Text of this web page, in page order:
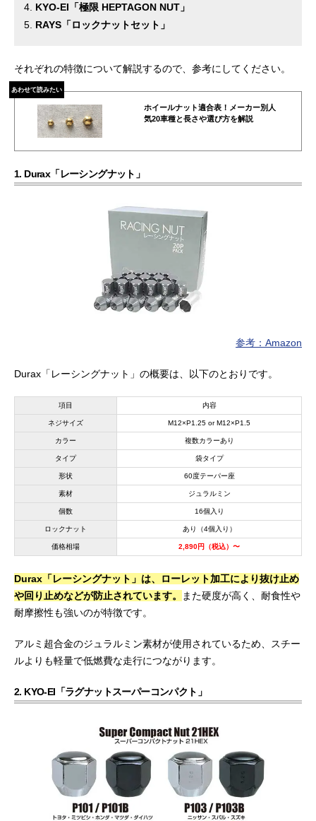
KYO-EI「極限 HEPTAGON NUT」
RAYS「ロックナットセット」
それぞれの特徴について解説するので、参考にしてください。
あわせて読みたい
ホイールナット適合表！メーカー別人
気20車種と長さや選び方を解説
1. Durax「レーシングナット」
参考：Amazon
Durax「レーシングナット」の概要は、以下のとおりです。
項目 内容
ネジサイズ M12×P1.25 or M12×P1.5
カラー 複数カラーあり
タイプ 袋タイプ
形状 60度テーパー座
素材 ジュラルミン
個数 16個入り
ロックナット あり（4個入り）
価格相場 2,890円（税込）〜
Durax「レーシングナット」は、ローレット加工により抜け止め
や回り止めなどが防止されています。
また硬度が高く、耐食性や
耐摩擦性も強いのが特徴です。
アルミ超合金のジュラルミン素材が使用されているため、スチー
ルよりも軽量で低燃費な走行につながります。
2. KYO-EI「ラグナットスーパーコンパクト」